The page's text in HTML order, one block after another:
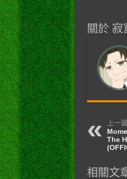
關於 寂
上一
The
相關文